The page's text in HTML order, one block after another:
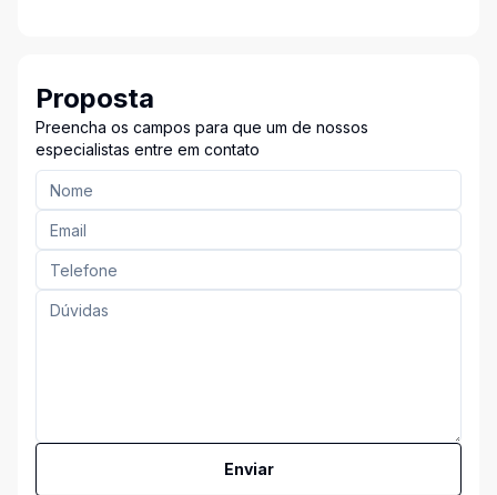
Proposta
Preencha os campos para que um de nossos
especialistas entre em contato
Enviar